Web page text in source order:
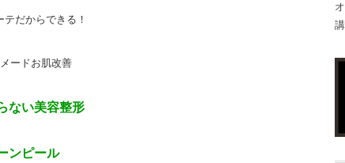
テだからできる！
ードお肌改善
ない美容整形
ンピール